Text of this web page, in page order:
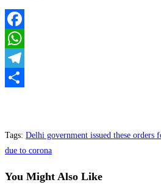
Facebook
WhatsApp
Telegram
Tags: Delhi government issued these orders
due to corona
You Might Also Like